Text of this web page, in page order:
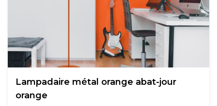
Lampadaire métal orange abat-jour
orange